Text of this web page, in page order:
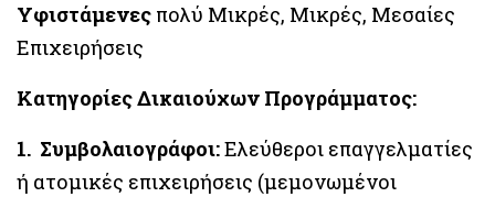
Υφιστάμενες πολύ Μικρές, Μικρές, Μεσαίες
Επιχειρήσεις
Κατηγορίες Δικαιούχων Προγράμματος:
1. Συμβολαιογράφοι:Ελεύθεροι επαγγελματίες
ή ατομικές επιχειρήσεις (μεμονωμένοι